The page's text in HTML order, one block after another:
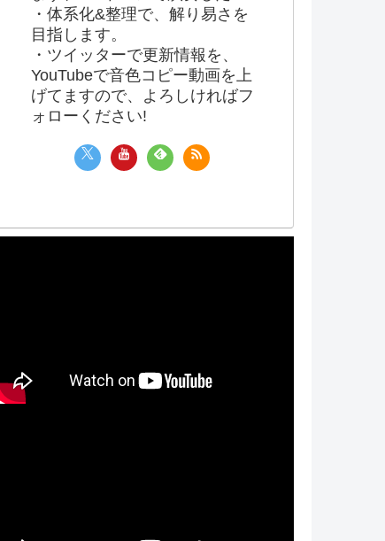
・体系化&整理で、解り易さを
目指します。
・ツイッターで更新情報を、
YouTubeで音色コピー動画を上
げてますので、よろしければフ
ォローください!